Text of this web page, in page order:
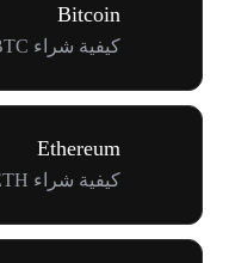
Bitcoin
كيفية شراء BTC
Ethereum
كيفية شراء ETH